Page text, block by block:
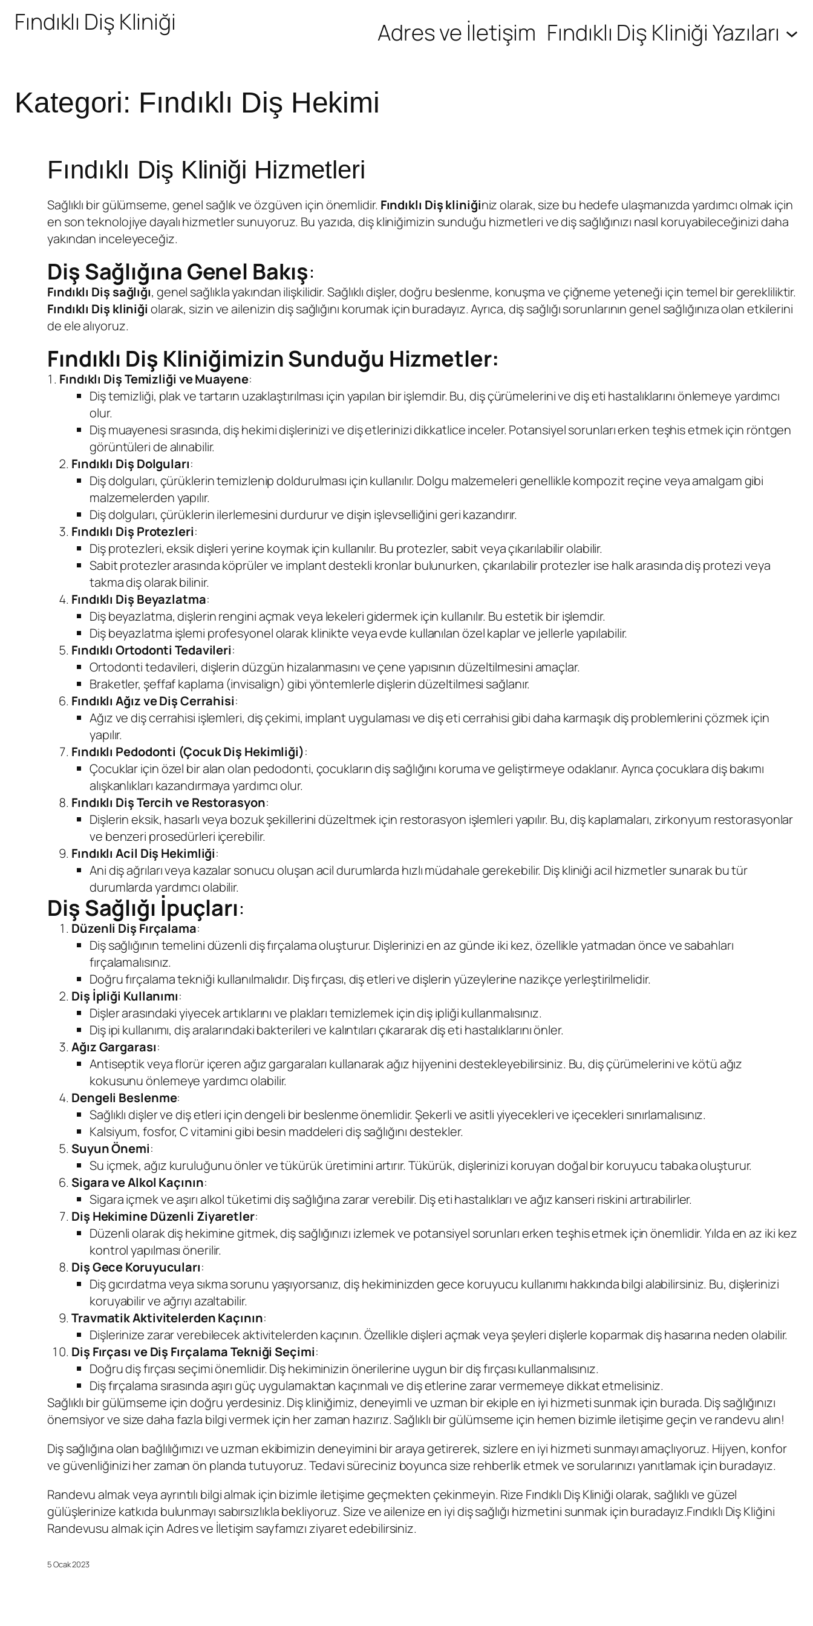
Fındıklı Diş Kliniği Adres ve İletişim Fındıklı Diş Kliniği Yazıları
Kategori: Fındıklı Diş Hekimi
Fındıklı Diş Kliniği Hizmetleri
Sağlıklı bir gülümseme, genel sağlık ve özgüven için önemlidir. Fındıklı Diş kliniğiniz olarak, size bu hedefe ulaşmanızda yardımcı olmak için
en son teknolojiye dayalı hizmetler sunuyoruz. Bu yazıda, diş kliniğimizin sunduğu hizmetleri ve diş sağlığınızı nasıl koruyabileceğinizi daha
yakından inceleyeceğiz.
Diş Sağlığına Genel Bakış:
Fındıklı Diş sağlığı, genel sağlıkla yakından ilişkilidir. Sağlıklı dişler, doğru beslenme, konuşma ve çiğneme yeteneği için temel bir gerekliliktir.
Fındıklı Diş kliniği olarak, sizin ve ailenizin diş sağlığını korumak için buradayız. Ayrıca, diş sağlığı sorunlarının genel sağlığınıza olan etkilerini
de ele alıyoruz.
Fındıklı Diş Kliniğimizin Sunduğu Hizmetler:
Fındıklı Diş Temizliği ve Muayene:
Diş temizliği, plak ve tartarın uzaklaştırılması için yapılan bir işlemdir. Bu, diş çürümelerini ve diş eti hastalıklarını önlemeye yardımcı
olur.
Diş muayenesi sırasında, diş hekimi dişlerinizi ve diş etlerinizi dikkatlice inceler. Potansiyel sorunları erken teşhis etmek için röntgen
görüntüleri de alınabilir.
Fındıklı Diş Dolguları:
Diş dolguları, çürüklerin temizlenip doldurulması için kullanılır. Dolgu malzemeleri genellikle kompozit reçine veya amalgam gibi
malzemelerden yapılır.
Diş dolguları, çürüklerin ilerlemesini durdurur ve dişin işlevselliğini geri kazandırır.
Fındıklı Diş Protezleri:
Diş protezleri, eksik dişleri yerine koymak için kullanılır. Bu protezler, sabit veya çıkarılabilir olabilir.
Sabit protezler arasında köprüler ve implant destekli kronlar bulunurken, çıkarılabilir protezler ise halk arasında diş protezi veya
takma diş olarak bilinir.
Fındıklı Diş Beyazlatma:
Diş beyazlatma, dişlerin rengini açmak veya lekeleri gidermek için kullanılır. Bu estetik bir işlemdir.
Diş beyazlatma işlemi profesyonel olarak klinikte veya evde kullanılan özel kaplar ve jellerle yapılabilir.
Fındıklı Ortodonti Tedavileri:
Ortodonti tedavileri, dişlerin düzgün hizalanmasını ve çene yapısının düzeltilmesini amaçlar.
Braketler, şeffaf kaplama (invisalign) gibi yöntemlerle dişlerin düzeltilmesi sağlanır.
Fındıklı Ağız ve Diş Cerrahisi:
Ağız ve diş cerrahisi işlemleri, diş çekimi, implant uygulaması ve diş eti cerrahisi gibi daha karmaşık diş problemlerini çözmek için
yapılır.
Fındıklı Pedodonti (Çocuk Diş Hekimliği):
Çocuklar için özel bir alan olan pedodonti, çocukların diş sağlığını koruma ve geliştirmeye odaklanır. Ayrıca çocuklara diş bakımı
alışkanlıkları kazandırmaya yardımcı olur.
Fındıklı Diş Tercih ve Restorasyon:
Dişlerin eksik, hasarlı veya bozuk şekillerini düzeltmek için restorasyon işlemleri yapılır. Bu, diş kaplamaları, zirkonyum restorasyonlar
ve benzeri prosedürleri içerebilir.
Fındıklı Acil Diş Hekimliği:
Ani diş ağrıları veya kazalar sonucu oluşan acil durumlarda hızlı müdahale gerekebilir. Diş kliniği acil hizmetler sunarak bu tür
durumlarda yardımcı olabilir.
Diş Sağlığı İpuçları:
Düzenli Diş Fırçalama:
Diş sağlığının temelini düzenli diş fırçalama oluşturur. Dişlerinizi en az günde iki kez, özellikle yatmadan önce ve sabahları
fırçalamalısınız.
Doğru fırçalama tekniği kullanılmalıdır. Diş fırçası, diş etleri ve dişlerin yüzeylerine nazikçe yerleştirilmelidir.
Diş İpliği Kullanımı:
Dişler arasındaki yiyecek artıklarını ve plakları temizlemek için diş ipliği kullanmalısınız.
Diş ipi kullanımı, diş aralarındaki bakterileri ve kalıntıları çıkararak diş eti hastalıklarını önler.
Ağız Gargarası:
Antiseptik veya florür içeren ağız gargaraları kullanarak ağız hijyenini destekleyebilirsiniz. Bu, diş çürümelerini ve kötü ağız
kokusunu önlemeye yardımcı olabilir.
Dengeli Beslenme:
Sağlıklı dişler ve diş etleri için dengeli bir beslenme önemlidir. Şekerli ve asitli yiyecekleri ve içecekleri sınırlamalısınız.
Kalsiyum, fosfor, C vitamini gibi besin maddeleri diş sağlığını destekler.
Suyun Önemi:
Su içmek, ağız kuruluğunu önler ve tükürük üretimini artırır. Tükürük, dişlerinizi koruyan doğal bir koruyucu tabaka oluşturur.
Sigara ve Alkol Kaçının:
Sigara içmek ve aşırı alkol tüketimi diş sağlığına zarar verebilir. Diş eti hastalıkları ve ağız kanseri riskini artırabilirler.
Diş Hekimine Düzenli Ziyaretler:
Düzenli olarak diş hekimine gitmek, diş sağlığınızı izlemek ve potansiyel sorunları erken teşhis etmek için önemlidir. Yılda en az iki kez
kontrol yapılması önerilir.
Diş Gece Koruyucuları:
Diş gıcırdatma veya sıkma sorunu yaşıyorsanız, diş hekiminizden gece koruyucu kullanımı hakkında bilgi alabilirsiniz. Bu, dişlerinizi
koruyabilir ve ağrıyı azaltabilir.
Travmatik Aktivitelerden Kaçının:
Dişlerinize zarar verebilecek aktivitelerden kaçının. Özellikle dişleri açmak veya şeyleri dişlerle koparmak diş hasarına neden olabilir.
Diş Fırçası ve Diş Fırçalama Tekniği Seçimi:
Doğru diş fırçası seçimi önemlidir. Diş hekiminizin önerilerine uygun bir diş fırçası kullanmalısınız.
Diş fırçalama sırasında aşırı güç uygulamaktan kaçınmalı ve diş etlerine zarar vermemeye dikkat etmelisiniz.
Sağlıklı bir gülümseme için doğru yerdesiniz. Diş kliniğimiz, deneyimli ve uzman bir ekiple en iyi hizmeti sunmak için burada. Diş sağlığınızı
önemsiyor ve size daha fazla bilgi vermek için her zaman hazırız. Sağlıklı bir gülümseme için hemen bizimle iletişime geçin ve randevu alın!
Diş sağlığına olan bağlılığımızı ve uzman ekibimizin deneyimini bir araya getirerek, sizlere en iyi hizmeti sunmayı amaçlıyoruz. Hijyen, konfor
ve güvenliğinizi her zaman ön planda tutuyoruz. Tedavi süreciniz boyunca size rehberlik etmek ve sorularınızı yanıtlamak için buradayız.
Randevu almak veya ayrıntılı bilgi almak için bizimle iletişime geçmekten çekinmeyin. Rize Fındıklı Diş Kliniğiolarak, sağlıklı ve güzel
gülüşlerinize katkıda bulunmayı sabırsızlıkla bekliyoruz. Size ve ailenize en iyi diş sağlığı hizmetini sunmak için buradayız.Fındıklı Diş Kliğini
Randevusualmak için Adres ve İletişim sayfamızı ziyaret edebilirsiniz.
5 Ocak 2023